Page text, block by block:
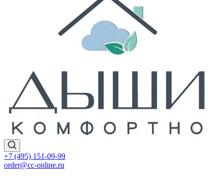
+7 (495) 151-09-99
order@cc-online.ru